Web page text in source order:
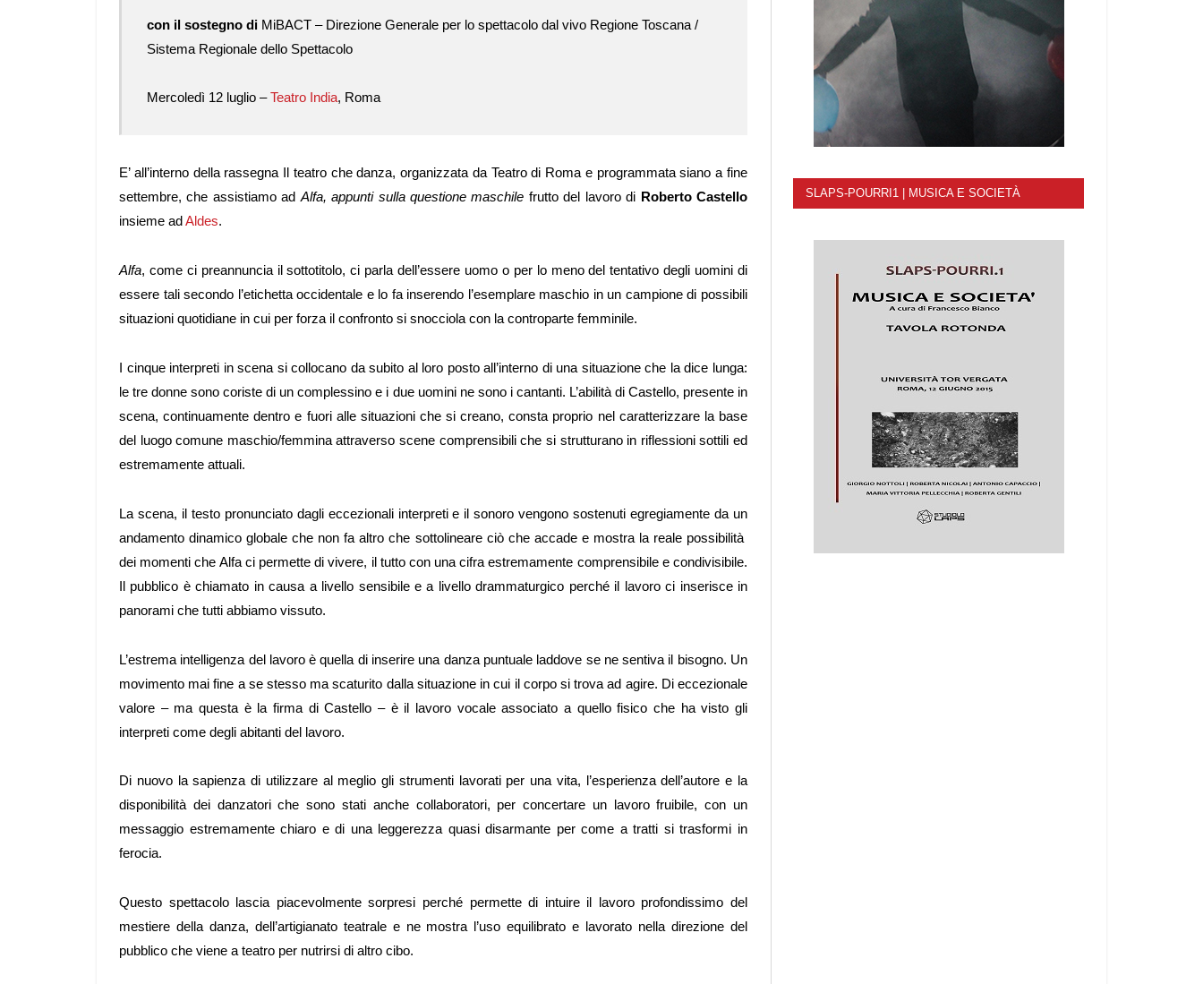
con il sostegno di MiBACT – Direzione Generale per lo spettacolo dal vivo Regione Toscana /
Sistema Regionale dello Spettacolo
Mercoledì 12 luglio –Teatro India, Roma
E’ all’interno della rassegna Il teatro che danza, organizzata da Teatro di Roma e programmata siano a fine
settembre, che assistiamo ad Alfa, appunti sulla questione maschile frutto del lavoro di Roberto Castello
insieme adAldes.
Alfa, come ci preannuncia il sottotitolo, ci parla dell’essere uomo o per lo meno del tentativo degli uomini di
essere tali secondo l’etichetta occidentale e lo fa inserendo l’esemplare maschio in un campione di possibili
situazioni quotidiane in cui per forza il confronto si snocciola con la controparte femminile.
I cinque interpreti in scena si collocano da subito al loro posto all’interno di una situazione che la dice lunga:
le tre donne sono coriste di un complessino e i due uomini ne sono i cantanti. L’abilità di Castello, presente in
scena, continuamente dentro e fuori alle situazioni che si creano, consta proprio nel caratterizzare la base
del luogo comune maschio/femmina attraverso scene comprensibili che si strutturano in riflessioni sottili ed
estremamente attuali.
La scena, il testo pronunciato dagli eccezionali interpreti e il sonoro vengono sostenuti egregiamente da un
andamento dinamico globale che non fa altro che sottolineare ciò che accade e mostra la reale possibilità
dei momenti che Alfa ci permette di vivere, il tutto con una cifra estremamente comprensibile e condivisibile.
Il pubblico è chiamato in causa a livello sensibile e a livello drammaturgico perché il lavoro ci inserisce in
panorami che tutti abbiamo vissuto.
L’estrema intelligenza del lavoro è quella di inserire una danza puntuale laddove se ne sentiva il bisogno. Un
movimento mai fine a se stesso ma scaturito dalla situazione in cui il corpo si trova ad agire. Di eccezionale
valore – ma questa è la firma di Castello – è il lavoro vocale associato a quello fisico che ha visto gli
interpreti come degli abitanti del lavoro.
Di nuovo la sapienza di utilizzare al meglio gli strumenti lavorati per una vita, l’esperienza dell’autore e la
disponibilità dei danzatori che sono stati anche collaboratori, per concertare un lavoro fruibile, con un
messaggio estremamente chiaro e di una leggerezza quasi disarmante per come a tratti si trasformi in
ferocia.
Questo spettacolo lascia piacevolmente sorpresi perché permette di intuire il lavoro profondissimo del
mestiere della danza, dell’artigianato teatrale e ne mostra l’uso equilibrato e lavorato nella direzione del
pubblico che viene a teatro per nutrirsi di altro cibo.
SLAPS-POURRI1 | MUSICA E SOCIETÀ